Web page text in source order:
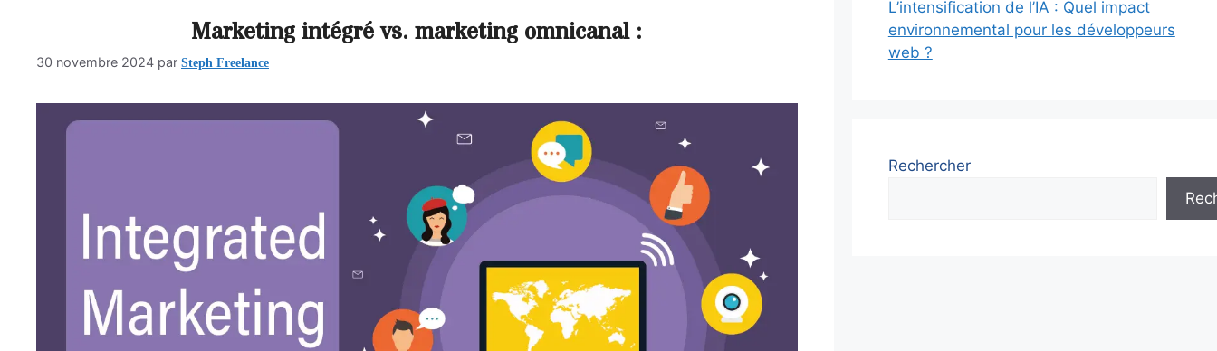
Marketing intégré vs. marketing omnicanal :
30 novembre 2024 par Steph Freelance
L’intensification de l’IA : Quel impact
environnemental pour les développeurs
web ?
Rechercher